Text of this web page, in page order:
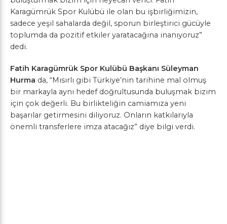
Karagümrük Spor Kulübü ile olan bu işbirliğimizin,
sadece yeşil sahalarda değil, sporun birleştirici gücüyle
toplumda da pozitif etkiler yaratacağına inanıyoruz”
dedi.
Fatih Karagümrük Spor Kulübü Başkanı Süleyman
Hurma da, “Mısırlı gibi Türkiye’nin tarihine mal olmuş
bir markayla aynı hedef doğrultusunda buluşmak bizim
için çok değerli. Bu birlikteliğin camiamıza yeni
başarılar getirmesini diliyoruz. Onların katkılarıyla
önemli transferlere imza atacağız” diye bilgi verdi.